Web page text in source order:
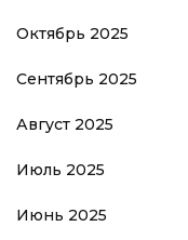
Октябрь 2025
Сентябрь 2025
Август 2025
Июль 2025
Июнь 2025